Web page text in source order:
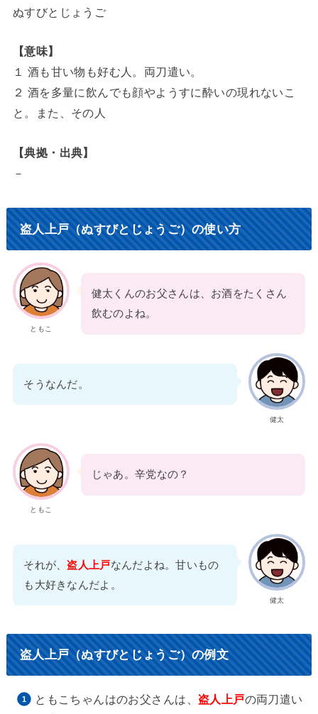
ぬすびとじょうご
【意味】
１ 酒も甘い物も好む人。両刀遣い。
２ 酒を多量に飲んでも顔やようすに酔いの現れないこ
と。また、その人
【典拠・出典】
－
盗人上戸（ぬすびとじょうご）の使い方
ともこ
健太くんのお父さんは、お酒をたくさん
飲むのよね。
健太
そうなんだ。
ともこ
じゃあ。辛党なの？
健太
それが、 盗人上戸なんだよね。甘いもの
も大好きなんだよ。
盗人上戸（ぬすびとじょうご）の例文
ともこちゃんはのお父さんは、 盗人上戸の両刀遣い